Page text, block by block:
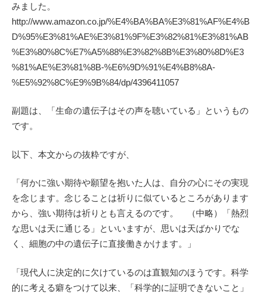
みました。
http://www.amazon.co.jp/%E4%BA%BA%E3%81%AF%E4%B
D%95%E3%81%AE%E3%81%9F%E3%82%81%E3%81%AB
%E3%80%8C%E7%A5%88%E3%82%8B%E3%80%8D%E3
%81%AE%E3%81%8B-%E6%9D%91%E4%B8%8A-
%E5%92%8C%E9%9B%84/dp/4396411057
副題は、「生命の遺伝子はその声を聴いている」というもの
です。
以下、本文からの抜粋ですが、
「何かに強い期待や願望を抱いた人は、自分の心にその実現
を念じます。念じることは祈りに似ているところがあります
から、強い期待は祈りとも言えるのです。 （中略）「熱烈
な思いは天に通じる」といいますが、思いは天ばかりでな
く、細胞の中の遺伝子に直接働きかけます。」
「現代人に決定的に欠けているのは直観知のほうです。科学
的に考える癖をつけて以来、「科学的に証明できないこと」